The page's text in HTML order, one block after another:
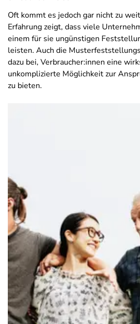
Oft kommt es jedoch gar nicht zu
Erfahrung zeigt, dass viele
einem für sie ungünstigen
leisten. Auch die
dazu bei, Verbraucher:innen eine
unkomplizierte Möglichkeit zur
zu bieten.